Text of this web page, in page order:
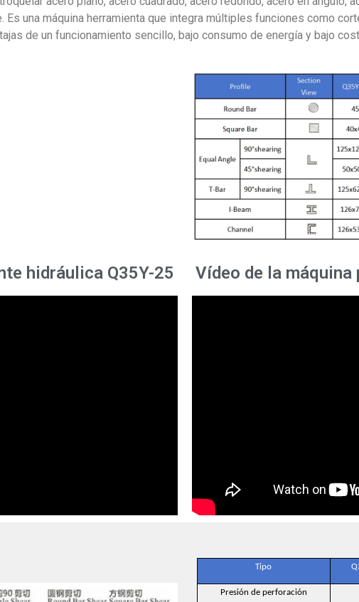
una máquina herramienta que integra múltiples funciones como
de un funcionamiento sencillo, bajo consumo de energía y bajo
hidráulica Q35Y-25 Vídeo de la máquina
Tipo
Presión de perforación